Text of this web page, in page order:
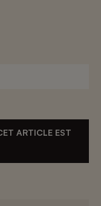
ARTICLE EST